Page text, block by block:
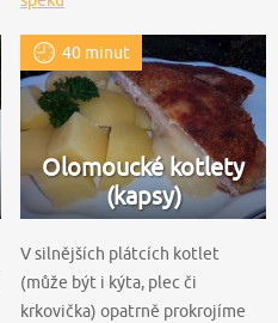
40 minut
Olomoucké kotlety
(kapsy)
V silnějších plátcích kotlet
(může být i kýta, plec či
krkovička) opatrně prokrojíme